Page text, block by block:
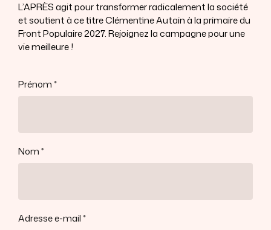
L’APRÈS agit pour transformer radicalement la société
et soutient à ce titre Clémentine Autain à la primaire du
Front Populaire 2027. Rejoignez la campagne pour une
vie meilleure !
Prénom
Nom
Adresse e-mail